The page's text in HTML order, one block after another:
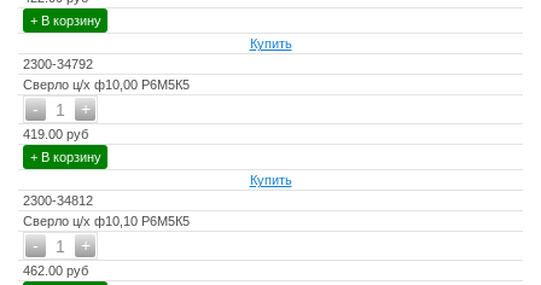
+ В корзину
Купить
2300-34792
Сверло ц/х ф10,00 Р6М5К5
+
- 1
419.00 руб
+ В корзину
Купить
2300-34812
Сверло ц/х ф10,10 Р6М5К5
+
- 1
462.00 руб